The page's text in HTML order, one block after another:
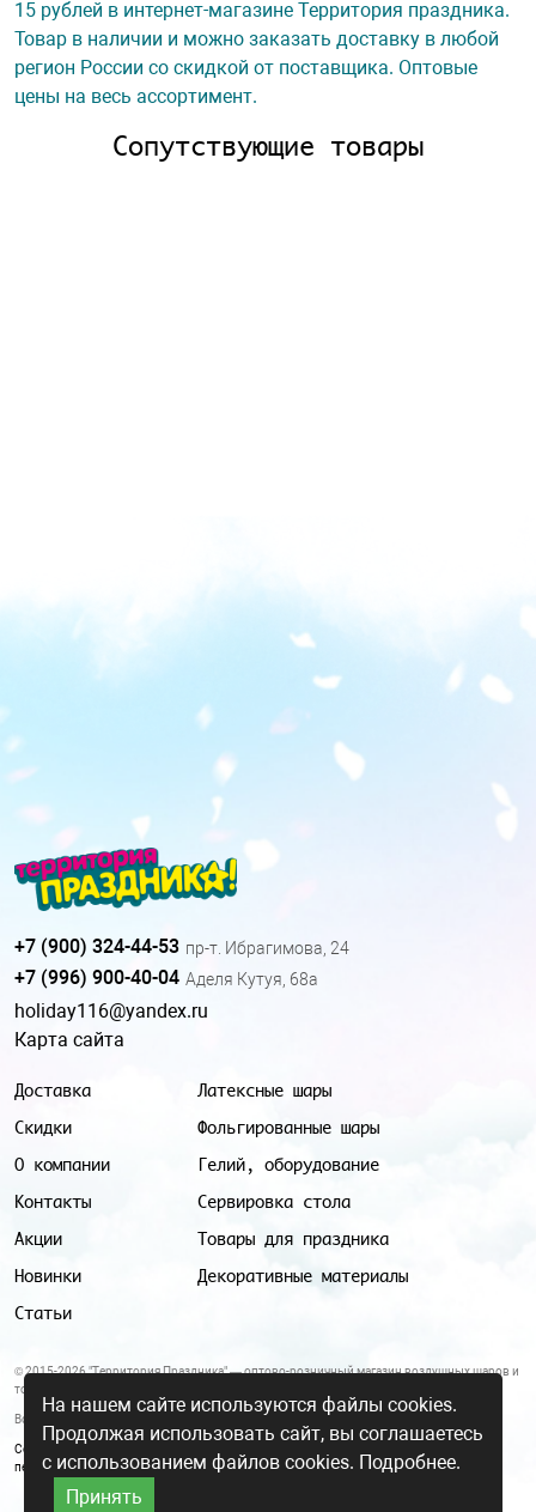
15 рублей в интернет-магазине Территория праздника.
Товар в наличии и можно заказать доставку в любой
регион России со скидкой от поставщика. Оптовые
цены на весь ассортимент.
Сопутствующие товары
Доставка
Скидки
О компании
Контакты
Акции
Новинки
Статьи
Латексные шары
Фольгированные шары
Гелий, оборудование
Сервировка стола
Товары для праздника
Декоративные материалы
+7 (900) 324-44-53 пр-т. Ибрагимова, 24
+7 (996) 900-40-04 Аделя Кутуя, 68а
holiday116@yandex.ru
Карта сайта
© 2015-2026 "Территория Праздника" — оптово-розничный магазин воздушных шаров и
товаров для праздника.
Все цены и условия, указанные на данном сайте, не являются публичной офертой.
Согласие на обработку персональных данных
персональных данных
На нашем сайте используются файлы cookies.
Продолжая использовать сайт, вы соглашаетесь
с использованием файлов cookies. Подробнее.
Принять